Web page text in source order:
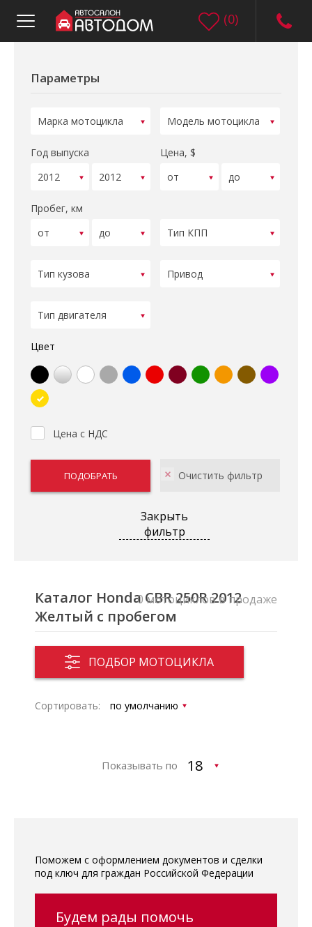
(0)
Параметры
Год выпуска Цена, $
Пробег, км
Цвет
Цена с НДС
Закрыть
фильтр
Каталог Honda CBR 250R 2012
Желтый с пробегом
ПОДБОР МОТОЦИКЛА
0 мотоциклов в продаже
Сортировать:
Показывать по
Поможем с оформлением документов и сделки
под ключ для граждан Российской Федерации
Будем рады помочь